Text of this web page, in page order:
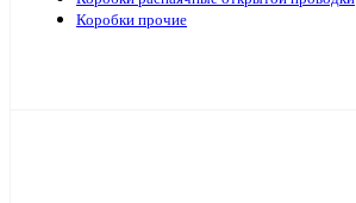
Коробки прочие